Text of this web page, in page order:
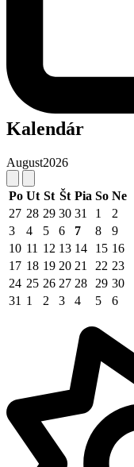
Kalendár
August2026
Po Ut St Št Pia So Ne
27 28 29 30 31 1
2
3
4 5 6 7 8
9
10 11 12 13 14 15 16
17 18 19 20 21 22 23
24 25 26 27 28 29 30
31 1 2 3 4 5 6